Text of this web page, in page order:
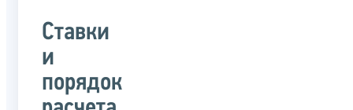
Ставки
и
порядок